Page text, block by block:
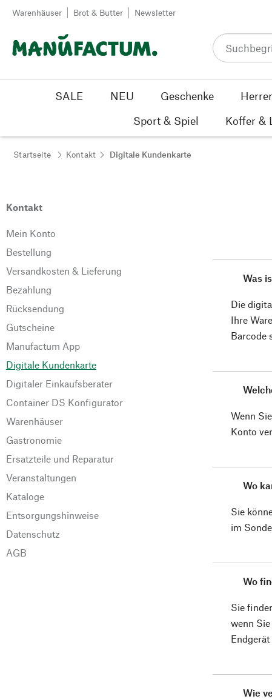
Zum Inhalt springen
Warenhäuser Brot & Butter Newsletter
SALE NEU Geschenke
Sport & Spiel
Koffer &
Startseite Kontakt Digitale Kundenkarte
Kontakt
Mein Konto
Bestellung
Versandkosten & Lieferung
Bezahlung
Rücksendung
Gutscheine
Manufactum App
Digitale Kundenkarte
Digitaler Einkaufsberater
Container DS Konfigurator
Warenhäuser
Gastronomie
Ersatzteile und Reparatur
Veranstaltungen
Kataloge
Entsorgungshinweise
Datenschutz
AGB
Was
Die
Ihre
Barcode
Wenn
Konto
Wo
Sie
im
Wo
Sie
wenn
Wie